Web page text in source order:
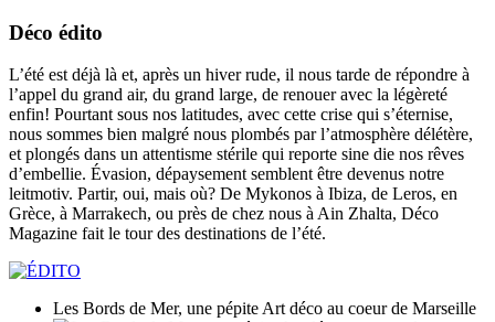
Déco édito
L’été est déjà là et, après un hiver rude, il nous tarde de répondre à
l’appel du grand air, du grand large, de renouer avec la légèreté
enfin! Pourtant sous nos latitudes, avec cette crise qui s’éternise,
nous sommes bien malgré nous plombés par l’atmosphère délétère,
et plongés dans un attentisme stérile qui reporte sine die nos rêves
d’embellie. Évasion, dépaysement semblent être devenus notre
leitmotiv. Partir, oui, mais où? De Mykonos à Ibiza, de Leros, en
Grèce, à Marrakech, ou près de chez nous à Ain Zhalta, Déco
Magazine fait le tour des destinations de l’été.
Les Bords de Mer, une pépite Art déco au coeur de Marseille